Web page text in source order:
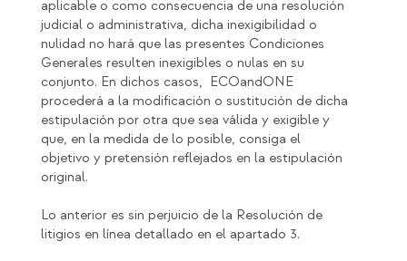
aplicable o como consecuencia de una resolución
judicial o administrativa, dicha inexigibilidad o
nulidad no hará que las presentes Condiciones
Generales resulten inexigibles o nulas en su
conjunto. En dichos casos, ECOandONE
procederá a la modificación o sustitución de dicha
estipulación por otra que sea válida y exigible y
que, en la medida de lo posible, consiga el
objetivo y pretensión reflejados en la estipulación
original.
Lo anterior es sin perjuicio de la Resolución de
litigios en línea detallado en el apartado 3.